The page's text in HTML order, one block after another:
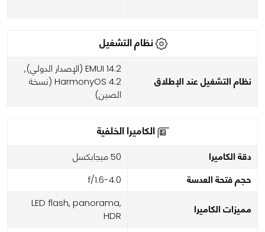
نظام التشغيل
نظام التشغيل عند الإطلاق
EMUI 14.2 (الإصدار الدولي),
HarmonyOS 4.2 (نسخة
الصين)
الكاميرا الخلفية
دقة الكاميرا 50 ميجابكسل
حجم فتحة العدسة f/1.6-4.0
مميزات الكاميرا
LED flash, panorama,
HDR